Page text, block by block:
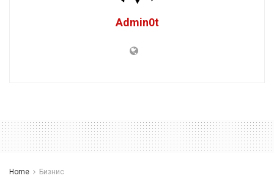
Admin0t
Home Бизнис